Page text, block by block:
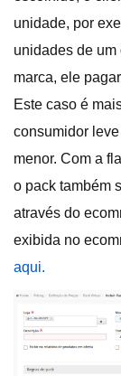
unidade, por
unidades de um
marca, ele
Este caso é
consumidor
menor. Com a
o pack também
através do
exibida no
aqui.